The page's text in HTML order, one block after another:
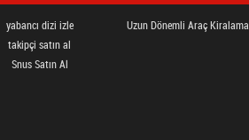
yabancı dizi izle
takipçi satın al
Snus Satın Al
Uzun Dönemli Araç Kiralama